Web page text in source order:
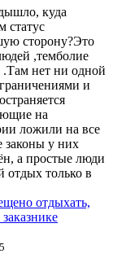
куда
статус
сторону?Это
,темболие
.Там нет ни одной
и
на
ложили на все
законы у них
а простые люди
отдых только в
отдыхать,